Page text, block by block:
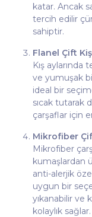
katar. Ancak
tercih edilir
sahiptir.
Flanel Çift
Kış
ve yumuşak
ideal bir
sıcak tutarak
çarşaflar için
Mikrofiber
Mikrofiber
kumaşlardan
anti-alerjik
uygun bir
yıkanabilir ve
kolaylık sağlar.